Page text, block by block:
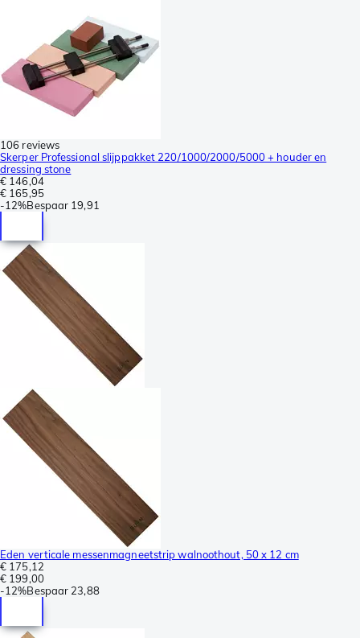
106 reviews
Skerper Professional slijppakket 220/1000/2000/5000 + houder en
dressing stone
€ 146,04
€ 165,95
-12%Bespaar 19,91
Eden verticale messenmagneetstrip walnoothout, 50 x 12 cm
€ 175,12
€ 199,00
-12%Bespaar 23,88